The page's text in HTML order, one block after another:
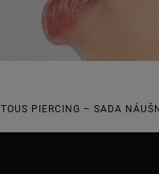
TOUS PIERCING – SADA